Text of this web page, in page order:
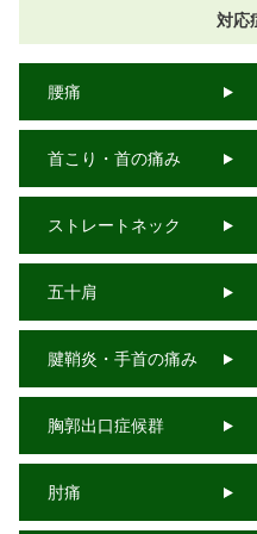
対応
腰痛
首こり・首の痛み
ストレートネック
五十肩
腱鞘炎・手首の痛み
胸郭出口症候群
肘痛